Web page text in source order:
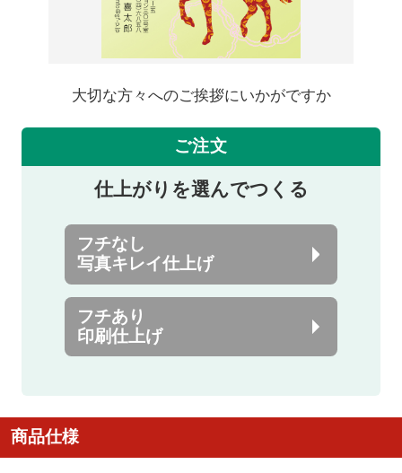
大切な方々へのご挨拶にいかがですか
ご注文
仕上がりを選んでつくる
フチなし
写真キレイ仕上げ
フチあり
印刷仕上げ
商品仕様